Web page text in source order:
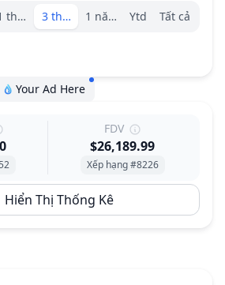
tháng 3 tháng 1 năm Ytd Tất cả
Your Ad Here
FDV
$26,189.99
Xếp hạng #8226
Hiển Thị Thống Kê